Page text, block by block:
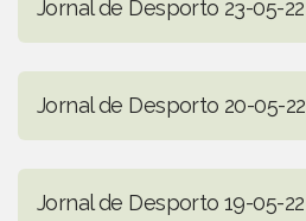
Jornal de Desporto 23-05-22
Jornal de Desporto 20-05-22
Jornal de Desporto 19-05-22